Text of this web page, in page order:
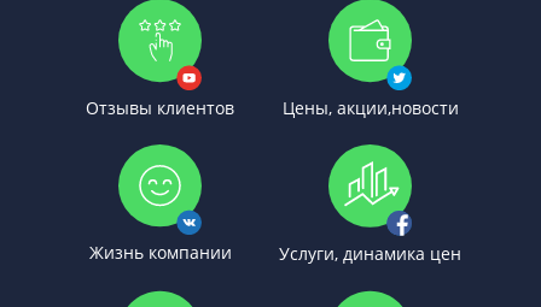
Отзывы клиентов Цены, акции,новости
Жизнь компании Услуги, динамика цен